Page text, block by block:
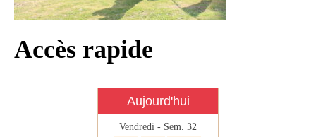
Faverolles Infos – Format
Séjourner à Faverolles
Nos Partenaires
Accès rapide
Aujourd'hui
Vendredi - Sem. 32